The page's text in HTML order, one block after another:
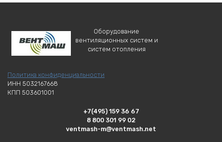
Оборудование
вентиляционных систем и
систем отопления
Политика конфиденциальности
ИНН 5032167668
КПП 503601001
+7(495) 159 36 67
8 800 301 99 02
ventmash-m@ventmash.net